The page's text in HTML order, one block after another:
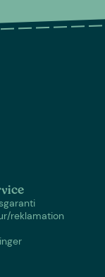
reklamation